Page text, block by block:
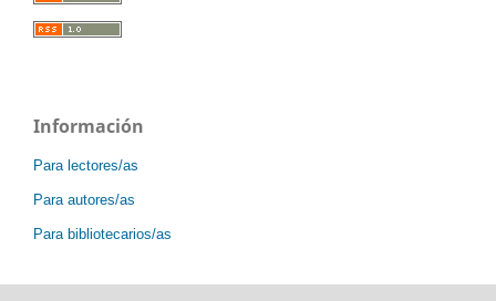
Información
Para lectores/as
Para autores/as
Para bibliotecarios/as